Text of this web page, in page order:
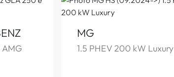
MG
1.5 PHEV 200 kW Luxury